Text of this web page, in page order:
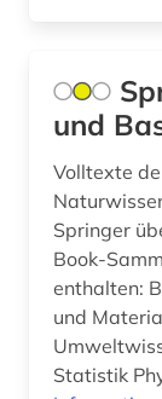
und
Volltexte
Springer
Book-
enthalten: Biomedizin und Life Sciences Chemie
und
Statistik